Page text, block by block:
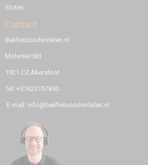
Sloten
Contact
Bakfietsonderdelen.nl
Molenlei18d
1921 CZ Akersloot
Tel: +31623157840
E-mail: info@bakfietsonderdelen.nl